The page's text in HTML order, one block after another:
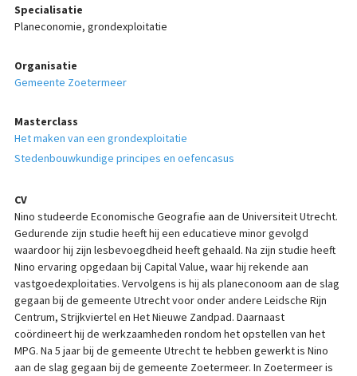
Specialisatie
Planeconomie, grondexploitatie
Organisatie
Gemeente Zoetermeer
Masterclass
Het maken van een grondexploitatie
Stedenbouwkundige principes en oefencasus
CV
Nino studeerde Economische Geografie aan de Universiteit Utrecht.
Gedurende zijn studie heeft hij een educatieve minor gevolgd
waardoor hij zijn lesbevoegdheid heeft gehaald. Na zijn studie heeft
Nino ervaring opgedaan bij Capital Value, waar hij rekende aan
vastgoedexploitaties. Vervolgens is hij als planeconoom aan de slag
gegaan bij de gemeente Utrecht voor onder andere Leidsche Rijn
Centrum, Strijkviertel en Het Nieuwe Zandpad. Daarnaast
coördineert hij de werkzaamheden rondom het opstellen van het
MPG. Na 5 jaar bij de gemeente Utrecht te hebben gewerkt is Nino
aan de slag gegaan bij de gemeente Zoetermeer. In Zoetermeer is